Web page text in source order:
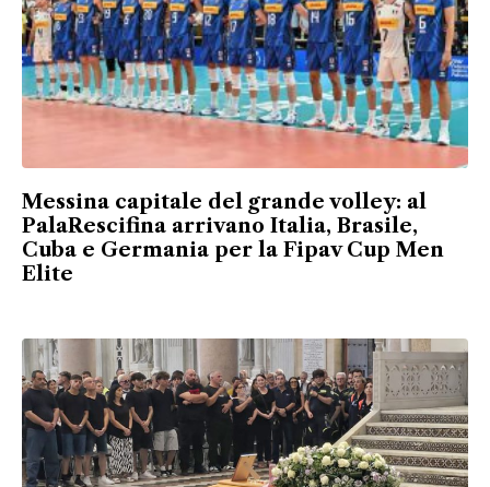
Messina capitale del grande volley: al
PalaRescifina arrivano Italia, Brasile,
Cuba e Germania per la Fipav Cup Men
Elite